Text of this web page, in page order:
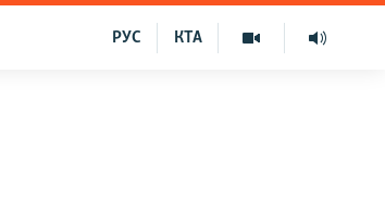
КТА
РУС